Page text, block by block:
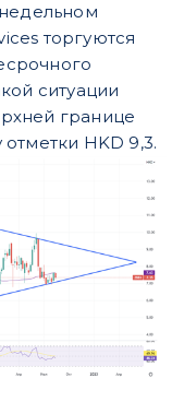
торгуются
ситуации
границе
HKD 9,3.